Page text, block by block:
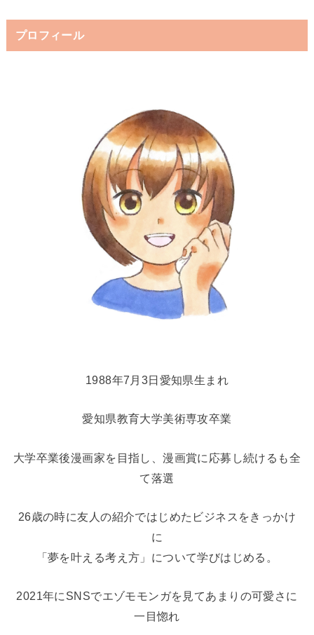
プロフィール
1988年7月3日愛知県生まれ
愛知県教育大学美術専攻卒業
大学卒業後漫画家を目指し、漫画賞に応募し続けるも全
て落選
26歳の時に友人の紹介ではじめたビジネスをきっかけ
に
「夢を叶える考え方」について学びはじめる。
2021年にSNSでエゾモモンガを見てあまりの可愛さに
一目惚れ